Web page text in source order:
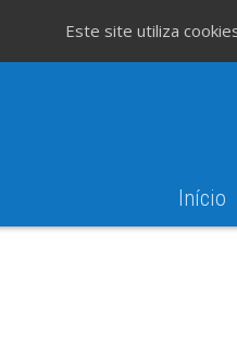
Início
Este site utiliza